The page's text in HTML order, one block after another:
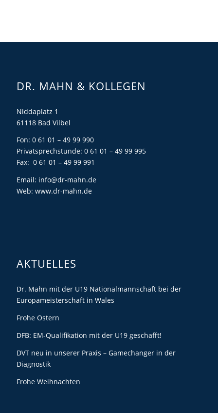
DR. MAHN & KOLLEGEN
Niddaplatz 1
61118 Bad Vilbel
Fon: 0 61 01 – 49 99 990
Privatsprechstunde: 0 61 01 – 49 99 995
Fax: 0 61 01 – 49 99 991
Email: info@dr-mahn.de
Web: www.dr-mahn.de
AKTUELLES
Dr. Mahn mit der U19 Nationalmannschaft bei der
Europameisterschaft in Wales
Frohe Ostern
DFB: EM-Qualifikation mit der U19 geschafft!
DVT neu in unserer Praxis – Gamechanger in der
Diagnostik
Frohe Weihnachten